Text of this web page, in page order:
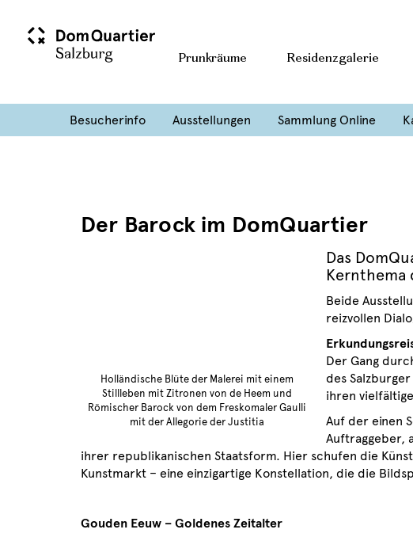
Prunkräume Residenzgalerie
Besucherinfo Ausstellungen Sammlung Online
Der Barock im DomQuartier
Holländische Blüte der Malerei mit einem
Stillleben mit Zitronen von de Heem und
Römischer Barock von dem Freskomaler Gaulli
mit der Allegorie der Justitia
Das
Kernthema
Beide
reizvollen
Der Gang
des
ihren
Auf der einen
Auftraggeber,
ihrer republikanischen Staatsform. Hier schufen die
Kunstmarkt – eine einzigartige Konstellation, die die
Gouden Eeuw – Goldenes Zeitalter